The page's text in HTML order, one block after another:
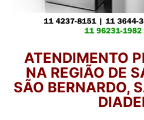
ATENDIMENTO
NA REGIÃO DE
SÃO BERNARDO,